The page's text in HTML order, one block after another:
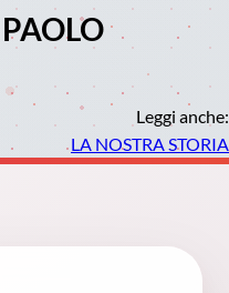
Leggi anche:
LA NOSTRA STORIA